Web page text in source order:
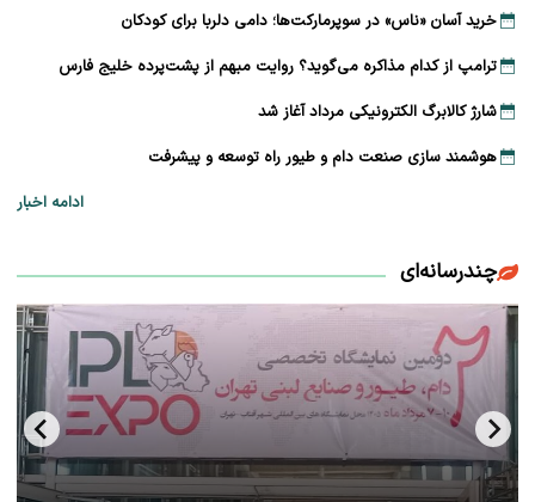
خرید آسان «ناس» در سوپرمارکت‌ها؛ دامی دلربا برای کودکان
ترامپ از کدام مذاکره می‌گوید؟ روایت مبهم از پشت‌پرده خلیج فارس
شارژ کالابرگ الکترونیکی مرداد آغاز شد
هوشمند سازی صنعت دام و طیور راه توسعه و پیشرفت
ادامه اخبار
چندرسانه‌ای